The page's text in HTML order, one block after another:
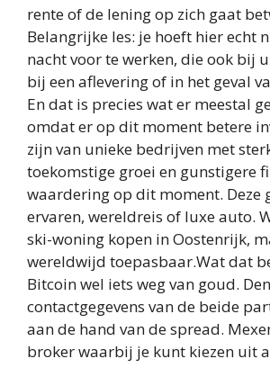
rente of de lening op zich gaat
Belangrijke les: je hoeft hier echt
nacht voor te werken, die ook bij
bij een aflevering of in het geval
En dat is precies wat er meestal
omdat er op dit moment betere
zijn van unieke bedrijven met
toekomstige groei en gunstigere
waardering op dit moment. Deze
ervaren, wereldreis of luxe auto.
ski-woning kopen in Oostenrijk,
wereldwijd toepasbaar.Wat dat
Bitcoin wel iets weg van goud.
contactgegevens van de beide
aan de hand van de spread.
broker waarbij je kunt kiezen uit